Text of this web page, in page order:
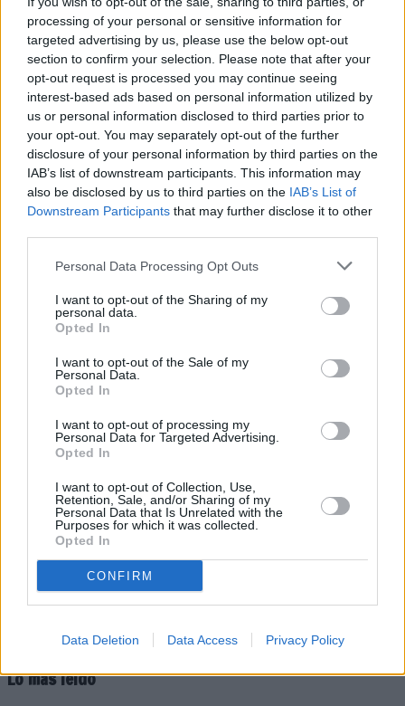
processing of your personal or sensitive information for
targeted advertising by us, please use the below opt-out
section to confirm your selection. Please note that after your
opt-out request is processed you may continue seeing
interest-based ads based on personal information utilized by
us or personal information disclosed to third parties prior to
your opt-out. You may separately opt-out of the further
disclosure of your personal information by third parties on the
IAB’s list of downstream participants. This information may
also be disclosed by us to third parties on the IAB’s List of
Downstream Participants that may further disclose it to other
Personal Data Processing Opt Outs
I want to opt-out of the Sharing of my
personal data.
Opted In
I want to opt-out of the Sale of my
Personal Data.
Opted In
I want to opt-out of processing my
Personal Data for Targeted Advertising.
Opted In
I want to opt-out of Collection, Use,
Retention, Sale, and/or Sharing of my
Personal Data that Is Unrelated with the
Purposes for which it was collected.
Opted In
CONFIRM
Data Deletion Data Access Privacy Policy
en este deporte.
Desde
ELPERIODICODELANZAROTE.COM
hacemos llegar nuestro pesar a toda su
familia, amigos y compañeros de la
lucha canaria.
Escribir un comentario
Nombre
(requerido)
PUBLICIDAD
Lo más leído